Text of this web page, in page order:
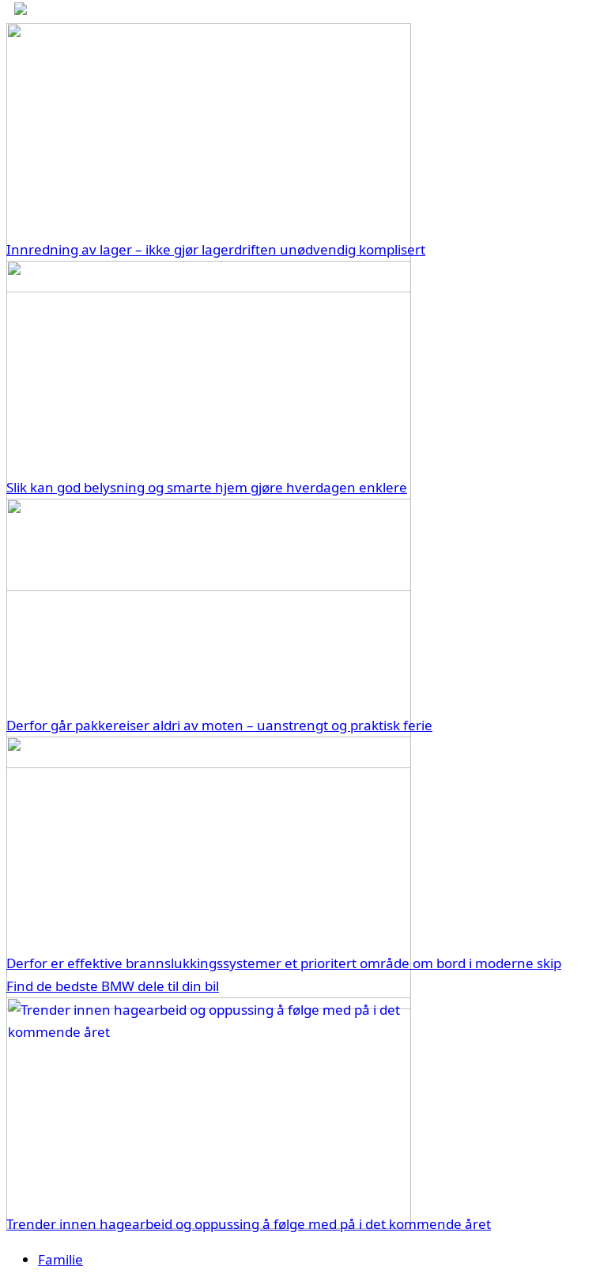
Innredning av lager – ikke gjør lagerdriften unødvendig komplisert
Slik kan god belysning og smarte hjem gjøre hverdagen enklere
Derfor går pakkereiser aldri av moten – uanstrengt og praktisk ferie
Derfor er effektive brannslukkingssystemer et prioritert område om bord i moderne skip
Find de bedste BMW dele til din bil
Trender innen hagearbeid og oppussing å følge med på i det kommende året
Familie